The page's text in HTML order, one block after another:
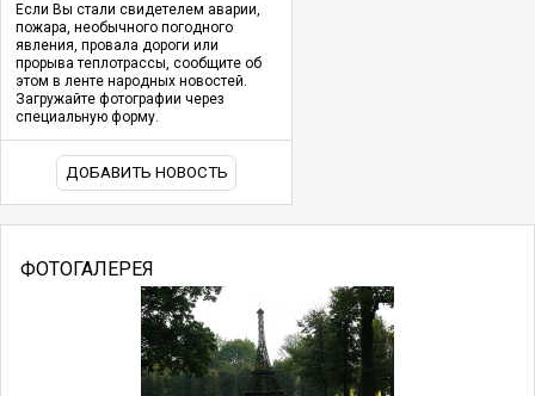
Если Вы стали свидетелем аварии,
пожара, необычного погодного
явления, провала дороги или
прорыва теплотрассы, сообщите об
этом в ленте народных новостей.
Загружайте фотографии через
специальную форму.
ДОБАВИТЬ НОВОСТЬ
ФОТОГАЛЕРЕЯ